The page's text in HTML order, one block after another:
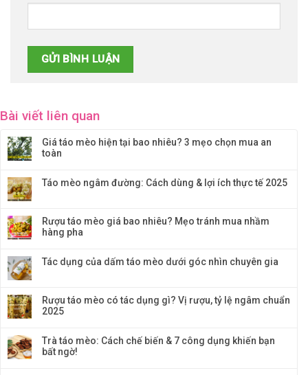
Bài viết liên quan
Giá táo mèo hiện tại bao nhiêu? 3 mẹo chọn mua an
toàn
Táo mèo ngâm đường: Cách dùng & lợi ích thực tế 2025
Rượu táo mèo giá bao nhiêu? Mẹo tránh mua nhầm
hàng pha
Tác dụng của dấm táo mèo dưới góc nhìn chuyên gia
Rượu táo mèo có tác dụng gì? Vị rượu, tỷ lệ ngâm chuẩn
2025
Trà táo mèo: Cách chế biến & 7 công dụng khiến bạn
bất ngờ!